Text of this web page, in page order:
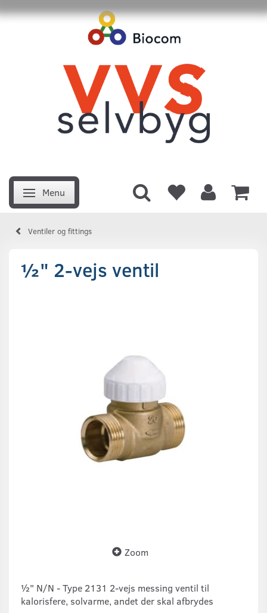
Skifte navigation
Menu
Ventiler og fittings
½" 2-vejs ventil
Zoom
½" N/N - Type 2131 2-vejs messing ventil til
kalorisfere, solvarme, andet der skal afbrydes